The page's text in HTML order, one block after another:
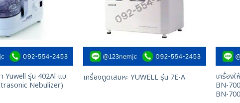
Yuwell รุ่น 402Al แบ
Nebulizer)
เครื่องดูดเสมหะ YUWELL รุ่น 7E-A
เครื่อง
BN-
BN-